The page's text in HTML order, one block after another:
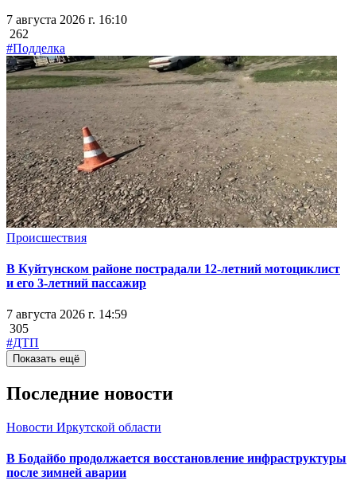
7 августа 2026 г. 16:10
262
#Подделка
Происшествия
В Куйтунском районе пострадали 12-летний мотоциклист
и его 3-летний пассажир
7 августа 2026 г. 14:59
305
#ДТП
Показать ещё
Последние новости
Новости Иркутской области
В Бодайбо продолжается восстановление инфраструктуры
после зимней аварии